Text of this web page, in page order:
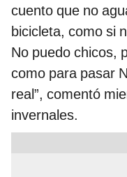
cuento que no
bicicleta, como si
No puedo chicos,
como para pasar
real”, comentó
invernales.